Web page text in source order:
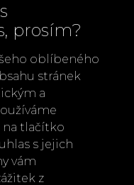
prosím?
oblíbeného
stránek
a
tlačítko
s jejich
vám
z